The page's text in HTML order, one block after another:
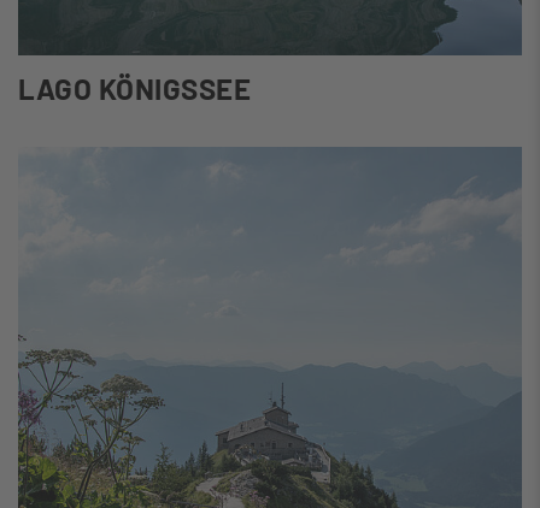
LAGO KÖNIGSSEE